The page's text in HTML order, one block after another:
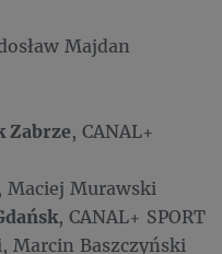
Majdan
Zabrze, CANAL+
Murawski
, CANAL+ SPORT
Marcin Baszczyński